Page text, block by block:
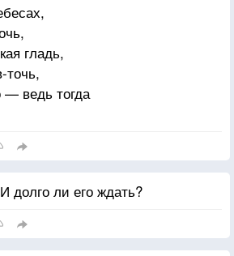
гладь,
точь,
— ведь тогда
долго ли его ждать?